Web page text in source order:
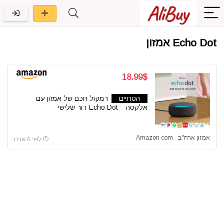
Echo Dot אמזון
18.99$
הסתיים
רמקול חכם של אמזון עם
אלקסה – Echo Dot דור שלישי
אמזון ארה"ב - Amazon com לפני 6 שנים